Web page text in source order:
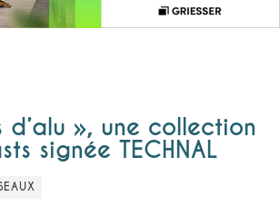
d’alu », une collection
signée TECHNAL